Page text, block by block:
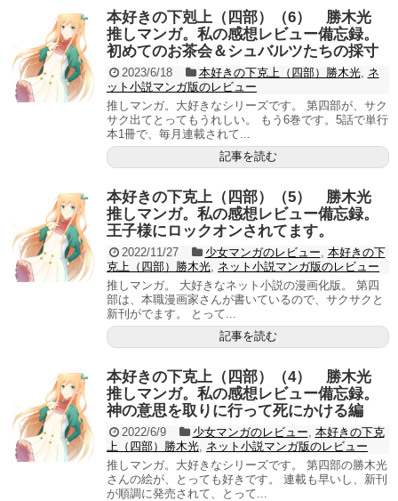
本好きの下剋上（四部）（6） 勝木光
推しマンガ。私の感想レビュー備忘録。
初めてのお茶会＆シュバルツたちの採寸
2023/6/18 本好きの下克上（四部）勝木光, ネ
ット小説マンガ版のレビュー
推しマンガ。大好きなシリーズです。 第四部が、サク
サク出てとってもうれしい。 もう6巻です。5話で単行
本1冊で、毎月連載されて...
記事を読む
本好きの下克上（四部）（5） 勝木光
推しマンガ。私の感想レビュー備忘録。
王子様にロックオンされてます。
2022/11/27 少女マンガのレビュー, 本好きの下
克上（四部）勝木光, ネット小説マンガ版のレビュー
推しマンガ。 大好きなネット小説の漫画化版。 第四
部は、本職漫画家さんが書いているので、サクサクと
新刊がでます。 とって...
記事を読む
本好きの下克上（四部）（4） 勝木光
推しマンガ。私の感想レビュー備忘録。
神の意思を取りに行って死にかける編
2022/6/9 少女マンガのレビュー, 本好きの下克
上（四部）勝木光, ネット小説マンガ版のレビュー
推しマンガ。大好きなシリーズです。 第四部の勝木光
さんの絵が、とっても好きです。 連載も早いし、新刊
が順調に発売されて、とって...